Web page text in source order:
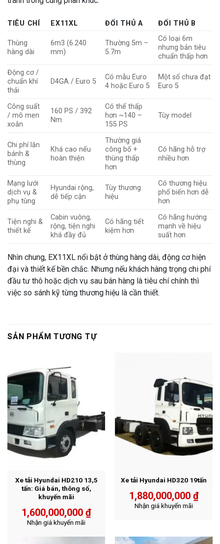
TIÊU CHÍ EX11XL ĐỐI THỦ A ĐỐI THỦ B
Thùng
hàng dài
6m3 (6.240
mm)
Thường 5m –
5.7m
Có loại 6m
nhưng bản tiêu
chuẩn thấp hơn
Động cơ /
chuẩn khí
thải
D4GA / Euro 5
Có mẫu Euro
4 hoặc Euro 5
Một số chưa đạt
Euro 5
Công suất
/ mô men
xoắn
160 PS / 392
Nm
Có thể thấp
hơn ~140 –
155 PS
Tùy model
Chi phí lăn
bánh &
thùng
Khá cao nếu
hoàn thiện
Thường giá
công bố +
thùng thấp
hơn
Có hãng hỗ trợ
nhiều hơn
Mạng lưới
dịch vụ &
phụ tùng
Hyundai rộng,
dễ tiếp cận
Tùy thương
hiệu
Có thương hiệu
phổ biến hơn dễ
hơn
Tiện nghi &
thiết kế
Cabin vuông,
rộng, tiện nghi
khá đầy đủ
Có hãng tiết
kiệm hơn
Có hãng hướng
mạnh về hiệu
suất hơn
Nhìn chung, EX11XL nổi bật ở thùng hàng dài, động cơ hiện
đại và thiết kế bền chắc. Nhưng nếu khách hàng trọng chi phí
đầu tư thô hoặc dịch vụ sau bán hàng là tiêu chí chính thì
việc so sánh kỹ từng thương hiệu là cần thiết.
SẢN PHẨM TƯƠNG TỰ
Xe tải Hyundai HD210 13,5
tấn: Giá bán, thông số,
khuyến mãi
1,600,000,000 ₫
Nhận giá khuyến mãi
Xe tải Hyundai HD320 19tấn
1,880,000,000 ₫
Nhận giá khuyến mãi